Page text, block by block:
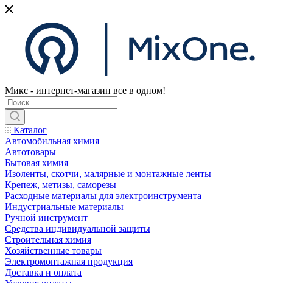
Микс - интернет-магазин все в одном!
Каталог
Автомобильная химия
Автотовары
Бытовая химия
Изоленты, скотчи, малярные и монтажные ленты
Крепеж, метизы, саморезы
Расходные материалы для электроинструмента
Индустриальные материалы
Ручной инструмент
Средства индивидуальной защиты
Строительная химия
Хозяйственные товары
Электромонтажная продукция
Доставка и оплата